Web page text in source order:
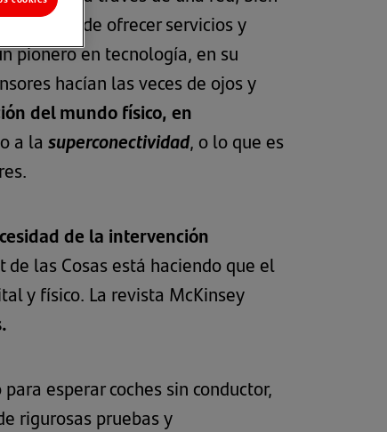
objetivo de ofrecer servicios y
pionero en tecnología, en su
hacían las veces de ojos y
del mundo físico, en
a la superconectividad, o lo que es
de la intervención
de las Cosas está haciendo que el
y físico. La revista McKinsey
esperar coches sin conductor,
rigurosas pruebas y